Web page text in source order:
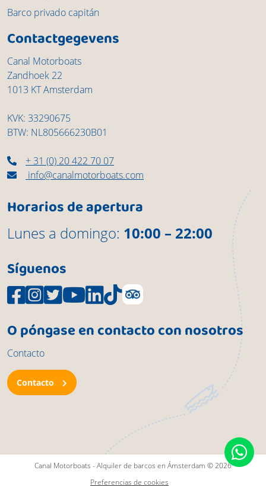
Barco privado capitán
Contactgegevens
Canal Motorboats
Zandhoek 22
1013 KT Amsterdam
KVK: 33290675
BTW: NL805666230B01
+ 31 (0) 20 422 70 07
info@canalmotorboats.com
Horarios de apertura
Lunes a domingo: 10:00 – 22:00
Síguenos
O póngase en contacto con nosotros
Contacto
Contacto
Canal Motorboats - Alquiler de barcos en Ámsterdam © 2026
Preferencias de cookies